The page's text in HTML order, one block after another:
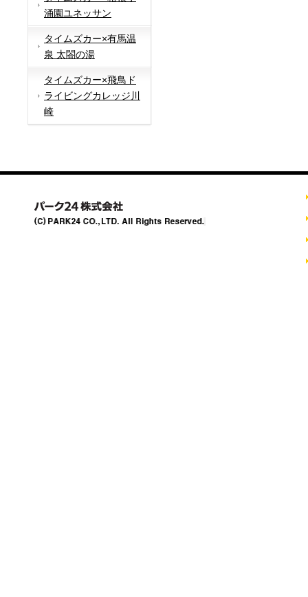
涌園ユネッサン
タイムズカー×有馬温
泉 太閤の湯
タイムズカー×飛鳥ド
ライビングカレッジ川
崎